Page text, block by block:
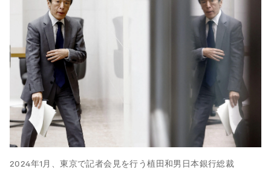
2024年1月、東京で記者会見を行う植田和男日本銀行総裁